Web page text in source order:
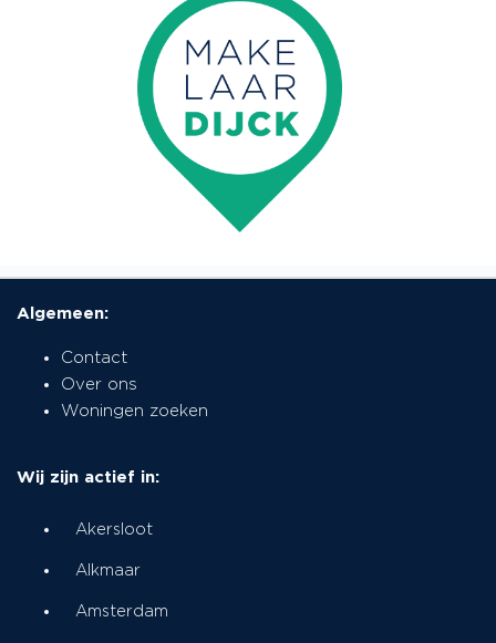
Algemeen:
Contact
Over ons
Woningen zoeken
Wij zijn actief in:
Akersloot
Alkmaar
Amsterdam